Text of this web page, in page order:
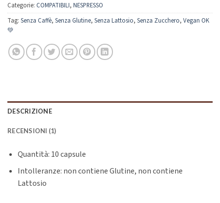
Categorie: COMPATIBILI, NESPRESSO
Tag: Senza Caffè, Senza Glutine, Senza Lattosio, Senza Zucchero, Vegan OK
💚
DESCRIZIONE
RECENSIONI (1)
Quantità: 10 capsule
Intolleranze: non contiene Glutine, non contiene
Lattosio